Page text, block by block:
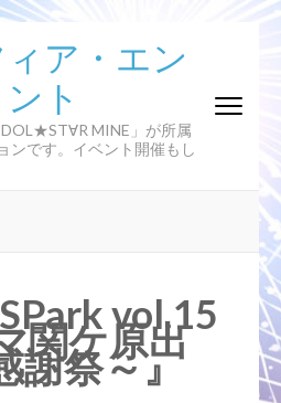
ア・エン
ト
MINE」が所属
ンです。イベント開催もし
vol.15
関ケ原出
謝祭～』